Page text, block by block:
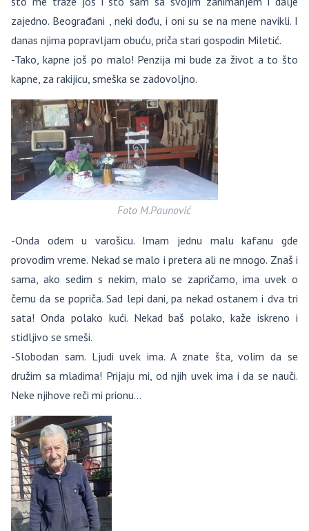
zajedno. Beograđani , neki dođu, i oni su se na mene navikli. I
danas njima popravljam obuću, priča stari gospodin Miletić.
-Tako, kapne još po malo! Penzija mi bude za život a to što
kapne, za rakijicu, smeška se zadovoljno.
Foto M.Paunović
-Onda odem u varošicu. Imam jednu malu kafanu gde
provodim vreme. Nekad se malo i pretera ali ne mnogo. Znaš i
sama, ako sedim s nekim, malo se zapričamo, ima uvek o
čemu da se popriča. Sad lepi dani, pa nekad ostanem i dva tri
sata! Onda polako kući. Nekad baš polako, kaže iskreno i
stidljivo se smeši.
-Slobodan sam. Ljudi uvek ima. A znate šta, volim da se
družim sa mladima! Prijaju mi, od njih uvek ima i da se nauči.
Neke njihove reči mi prionu…